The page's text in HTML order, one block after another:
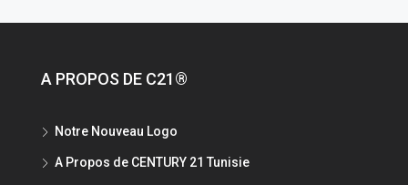
A PROPOS DE C21®
Notre Nouveau Logo
A Propos de CENTURY 21 Tunisie